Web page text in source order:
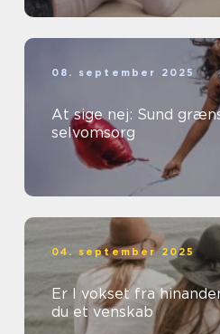
08. september 2025
At sige nej: Sund
selvomsorg
04. september 2025
Er I vokset fra
du et venskab